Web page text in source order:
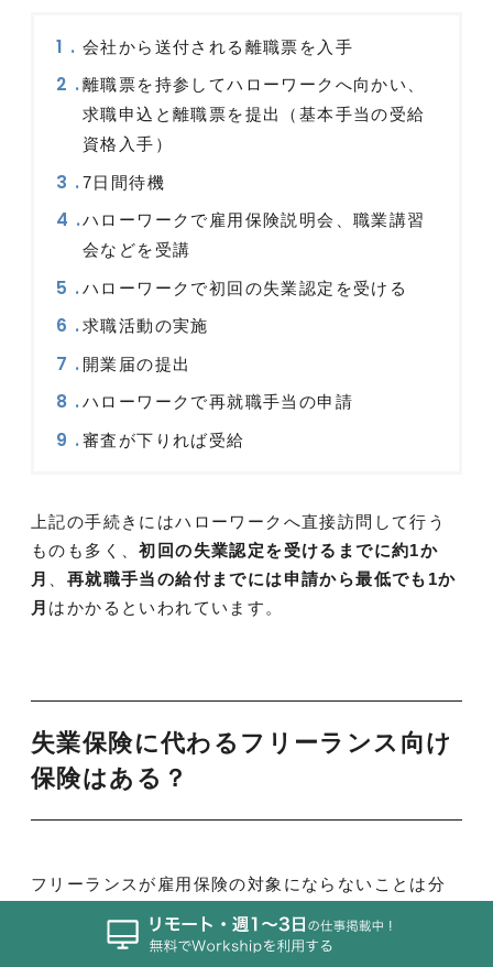
会社から送付される離職票を入手
離職票を持参してハローワークへ向かい、
求職申込と離職票を提出（基本手当の受給
資格入手）
7日間待機
ハローワークで雇用保険説明会、職業講習
会などを受講
ハローワークで初回の失業認定を受ける
求職活動の実施
開業届の提出
ハローワークで再就職手当の申請
審査が下りれば受給
上記の手続きにはハローワークへ直接訪問して行う
ものも多く、初回の失業認定を受けるまでに約1か
月
再就職手当の給付までには申請から最低でも1か
月 はかかるといわれています。
失業保険に代わるフリーランス向け
保険はある？
フリーランスが雇用保険の対象にならないことは分
かりましたが、雇用保険に代わる民間のフリーラン
ス向け失業保険はないのでしょうか。